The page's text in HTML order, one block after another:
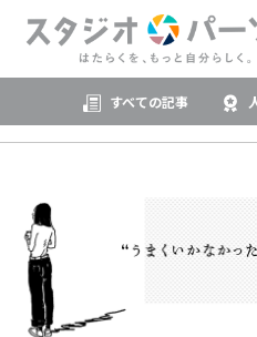
すべての記事